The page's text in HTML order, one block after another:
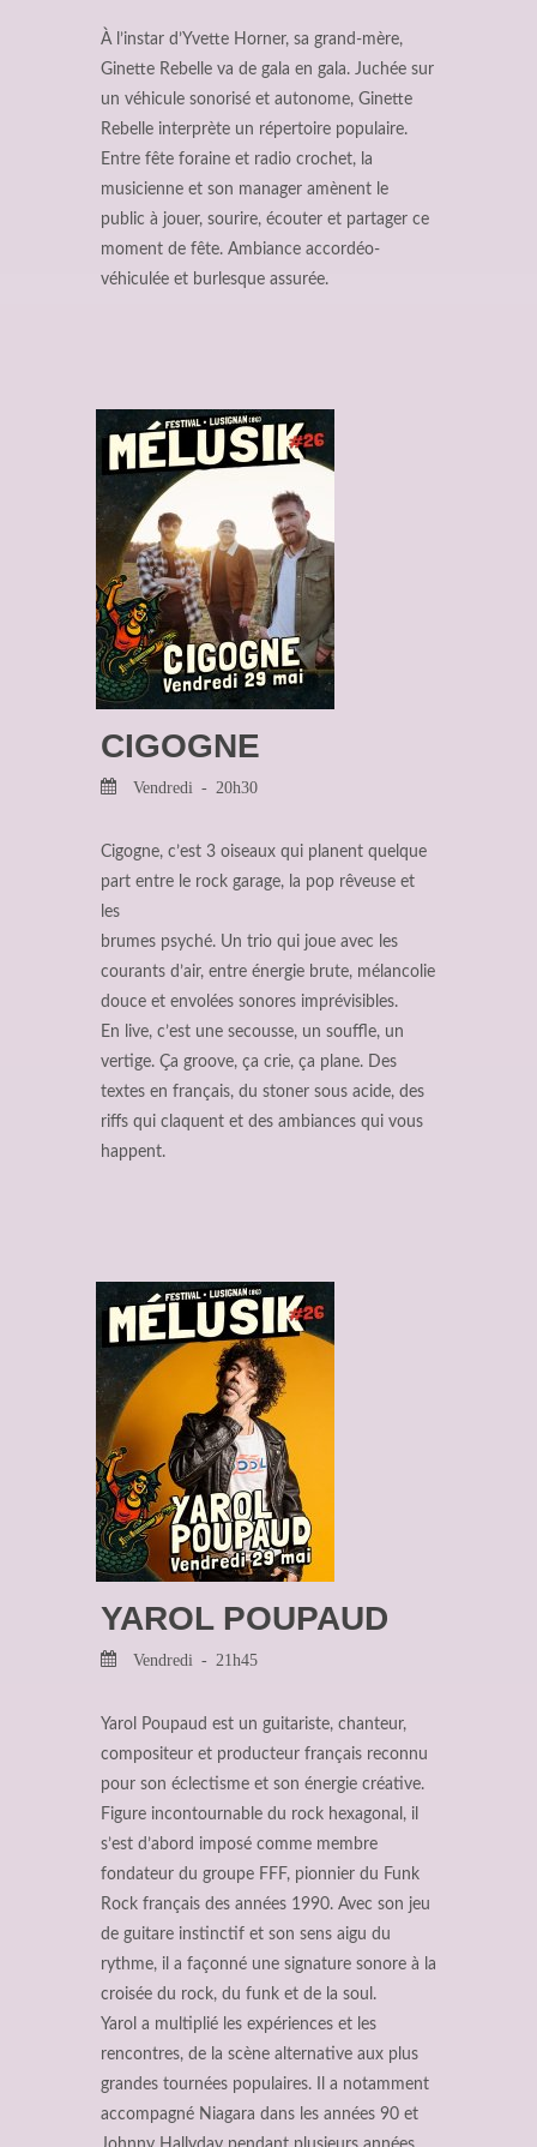
À l’instar d’Yvette Horner, sa grand-mère,
Ginette Rebelle va de gala en gala. Juchée sur
un véhicule sonorisé et autonome, Ginette
Rebelle interprète un répertoire populaire.
Entre fête foraine et radio crochet, la
musicienne et son manager amènent le
public à jouer, sourire, écouter et partager ce
moment de fête. Ambiance accordéo-
véhiculée et burlesque assurée.
CIGOGNE
Vendredi - 20h30
Cigogne, c’est 3 oiseaux qui planent quelque
part entre le rock garage, la pop rêveuse et
les
brumes psyché. Un trio qui joue avec les
courants d’air, entre énergie brute, mélancolie
douce et envolées sonores imprévisibles.
En live, c’est une secousse, un souffle, un
vertige. Ça groove, ça crie, ça plane. Des
textes en français, du stoner sous acide, des
riffs qui claquent et des ambiances qui vous
happent.
YAROL POUPAUD
Vendredi - 21h45
Yarol Poupaud est un guitariste, chanteur,
compositeur et producteur français reconnu
pour son éclectisme et son énergie créative.
Figure incontournable du rock hexagonal, il
s’est d’abord imposé comme membre
fondateur du groupe FFF, pionnier du Funk
Rock français des années 1990. Avec son jeu
de guitare instinctif et son sens aigu du
rythme, il a façonné une signature sonore à la
croisée du rock, du funk et de la soul.
Yarol a multiplié les expériences et les
rencontres, de la scène alternative aux plus
grandes tournées populaires. Il a notamment
accompagné Niagara dans les années 90 et